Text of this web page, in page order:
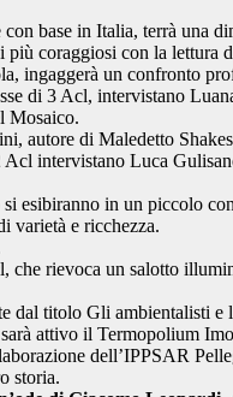
base in Italia, terrà una
coraggiosi con la lettura
ingaggerà un confronto
di 3 Acl, intervistano
Mosaico.
autore di Maledetto
intervistano Luca
esibiranno in un piccolo
varietà e ricchezza.
che rievoca un salotto
dal titolo Gli ambientalisti
attivo il Termopolium
dell’IPPSAR
storia.